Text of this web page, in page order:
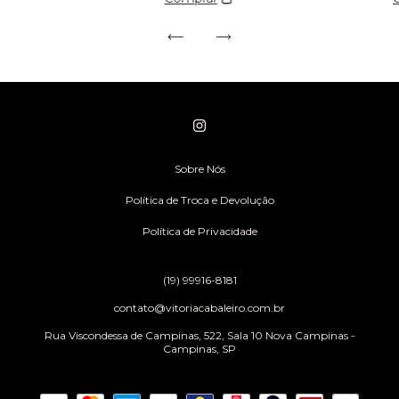
Sobre Nós
Política de Troca e Devolução
Política de Privacidade
(19) 99916-8181
contato@vitoriacabaleiro.com.br
Rua Viscondessa de Campinas, 522, Sala 10 Nova Campinas -
Campinas, SP